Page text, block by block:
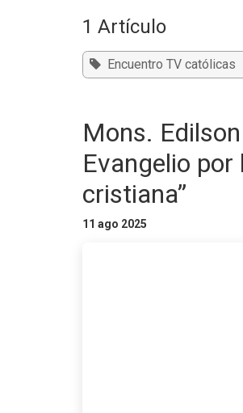
1 Artículo
Encuentro TV católicas
Mons.
Evangelio
cristiana”
11 ago 2025